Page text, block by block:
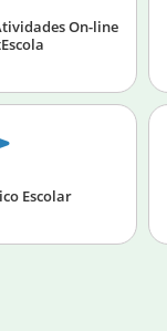
On-line
Escolar